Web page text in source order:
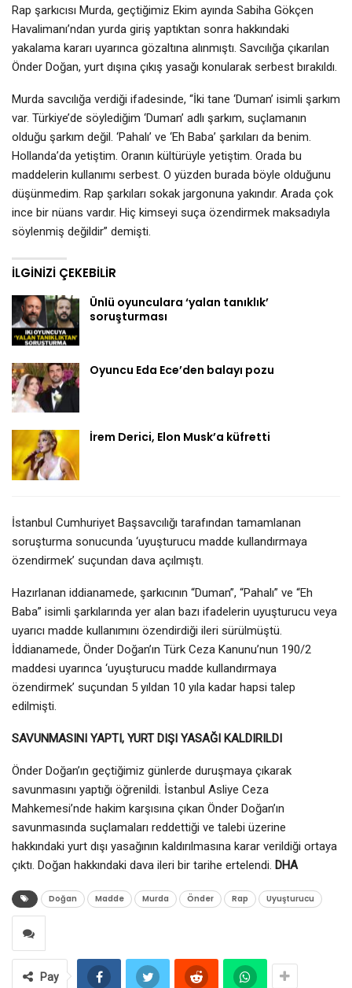
Rap şarkıcısı Murda, geçtiğimiz Ekim ayında Sabiha Gökçen
Havalimanı’ndan yurda giriş yaptıktan sonra hakkındaki
yakalama kararı uyarınca gözaltına alınmıştı. Savcılığa çıkarılan
Önder Doğan, yurt dışına çıkış yasağı konularak serbest bırakıldı.
Murda savcılığa verdiği ifadesinde, “İki tane ‘Duman’ isimli şarkım
var. Türkiye’de söylediğim ‘Duman’ adlı şarkım, suçlamanın
olduğu şarkım değil. ‘Pahalı’ ve ‘Eh Baba’ şarkıları da benim.
Hollanda’da yetiştim. Oranın kültürüyle yetiştim. Orada bu
maddelerin kullanımı serbest. O yüzden burada böyle olduğunu
düşünmedim. Rap şarkıları sokak jargonuna yakındır. Arada çok
ince bir nüans vardır. Hiç kimseyi suça özendirmek maksadıyla
söylenmiş değildir” demişti.
İLGINIZI ÇEKEBILIR
Ünlü oyunculara ‘yalan tanıklık’
soruşturması
Oyuncu Eda Ece’den balayı pozu
İrem Derici, Elon Musk’a küfretti
İstanbul Cumhuriyet Başsavcılığı tarafından tamamlanan
soruşturma sonucunda ‘uyuşturucu madde kullandırmaya
özendirmek’ suçundan dava açılmıştı.
Hazırlanan iddianamede, şarkıcının “Duman”, “Pahalı” ve “Eh
Baba” isimli şarkılarında yer alan bazı ifadelerin uyuşturucu veya
uyarıcı madde kullanımını özendirdiği ileri sürülmüştü.
İddianamede, Önder Doğan’ın Türk Ceza Kanunu’nun 190/2
maddesi uyarınca ‘uyuşturucu madde kullandırmaya
özendirmek’ suçundan 5 yıldan 10 yıla kadar hapsi talep
edilmişti.
SAVUNMASINI YAPTI, YURT DIŞI YASAĞI KALDIRILDI
Önder Doğan’ın geçtiğimiz günlerde duruşmaya çıkarak
savunmasını yaptığı öğrenildi. İstanbul Asliye Ceza
Mahkemesi’nde hakim karşısına çıkan Önder Doğan’ın
savunmasında suçlamaları reddettiği ve talebi üzerine
hakkındaki yurt dışı yasağının kaldırılmasına karar verildiği ortaya
çıktı. Doğan hakkındaki dava ileri bir tarihe ertelendi. DHA
Doğan Madde Murda Önder Rap Uyuşturucu
Pay